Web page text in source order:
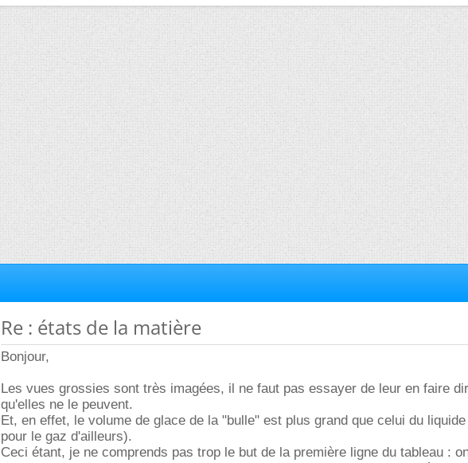
Re : états de la matière
Bonjour,
Les vues grossies sont très imagées, il ne faut pas essayer de leur en faire
qu'elles ne le peuvent.
Et, en effet, le volume de glace de la "bulle" est plus grand que celui du
pour le gaz d'ailleurs).
Ceci étant, je ne comprends pas trop le but de la première ligne du tableau :